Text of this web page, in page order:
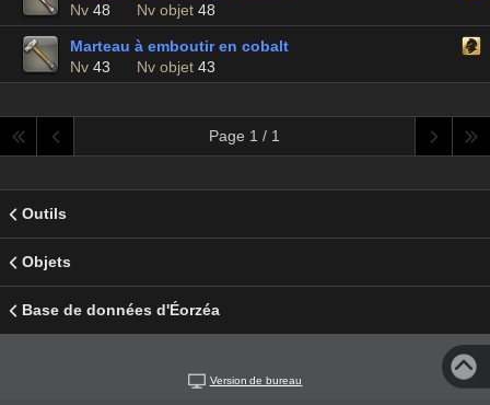
Nv 48 Nv objet 48
Marteau à emboutir en cobalt
Nv 43 Nv objet 43
Page 1 / 1
Outils
Objets
Base de données d'Éorzéa
Version de bureau